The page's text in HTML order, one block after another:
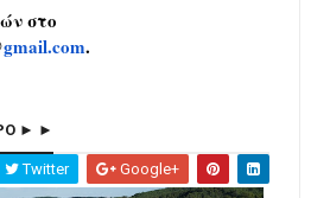
στο
gmail.com.
► ►
Twitter Google+